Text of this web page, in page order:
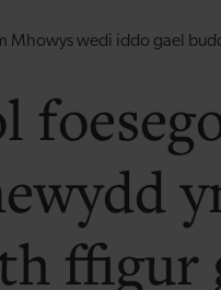
Mhowys wedi iddo gael
ffigur